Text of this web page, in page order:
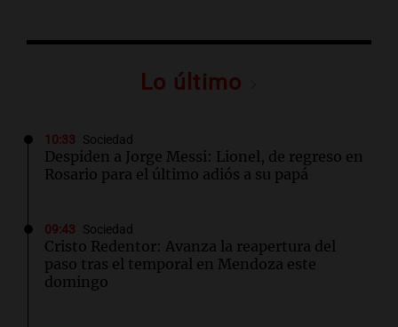
Lo último
10:33 Sociedad
Despiden a Jorge Messi: Lionel, de regreso en
Rosario para el último adiós a su papá
09:43 Sociedad
Cristo Redentor: Avanza la reapertura del
paso tras el temporal en Mendoza este
domingo